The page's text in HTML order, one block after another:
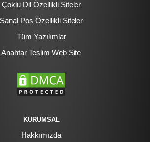
Çoklu Dil Özellikli Siteler
Sanal Pos Özellikli Siteler
Tüm Yazılımlar
Anahtar Teslim Web Site
KURUMSAL
Hakkımızda